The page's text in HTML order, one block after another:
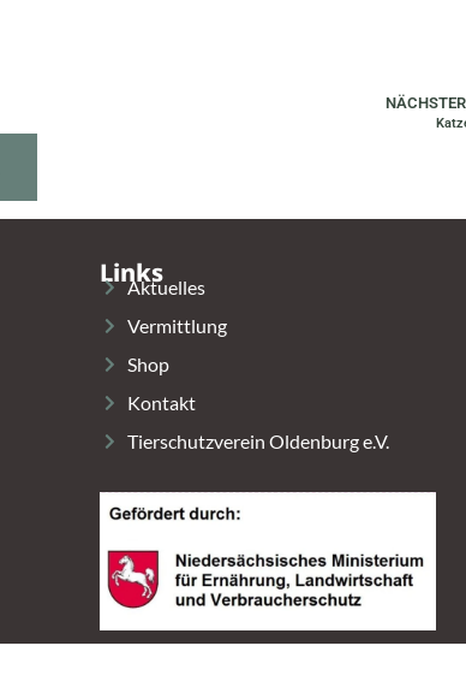
Links
Aktuelles
Vermittlung
Shop
Kontakt
Tierschutzverein Oldenburg e.V.